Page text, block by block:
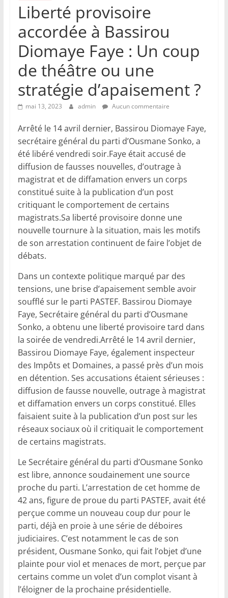
Liberté provisoire
accordée à Bassirou
Diomaye Faye : Un coup
de théâtre ou une
stratégie d’apaisement ?
mai 13, 2023 admin Aucun commentaire
Arrêté le 14 avril dernier, Bassirou Diomaye Faye,
secrétaire général du parti d’Ousmane Sonko, a
été libéré vendredi soir.Faye était accusé de
diffusion de fausses nouvelles, d’outrage à
magistrat et de diffamation envers un corps
constitué suite à la publication d’un post
critiquant le comportement de certains
magistrats.Sa liberté provisoire donne une
nouvelle tournure à la situation, mais les motifs
de son arrestation continuent de faire l’objet de
débats.
Dans un contexte politique marqué par des
tensions, une brise d’apaisement semble avoir
soufflé sur le parti PASTEF. Bassirou Diomaye
Faye, Secrétaire général du parti d’Ousmane
Sonko, a obtenu une liberté provisoire tard dans
la soirée de vendredi.Arrêté le 14 avril dernier,
Bassirou Diomaye Faye, également inspecteur
des Impôts et Domaines, a passé près d’un mois
en détention. Ses accusations étaient sérieuses :
diffusion de fausse nouvelle, outrage à magistrat
et diffamation envers un corps constitué. Elles
faisaient suite à la publication d’un post sur les
réseaux sociaux où il critiquait le comportement
de certains magistrats.
Le Secrétaire général du parti d’Ousmane Sonko
est libre, annonce soudainement une source
proche du parti. L’arrestation de cet homme de
42 ans, figure de proue du parti PASTEF, avait été
perçue comme un nouveau coup dur pour le
parti, déjà en proie à une série de déboires
judiciaires. C’est notamment le cas de son
président, Ousmane Sonko, qui fait l’objet d’une
plainte pour viol et menaces de mort, perçue par
certains comme un volet d’un complot visant à
l’éloigner de la prochaine présidentielle.